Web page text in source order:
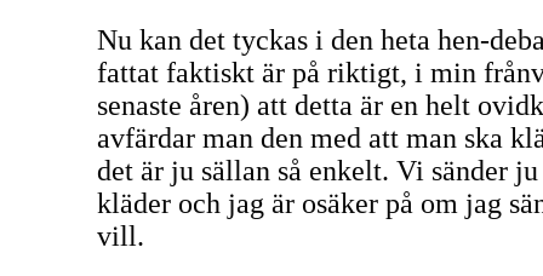
Nu kan det tyckas i den heta hen-
fattat faktiskt är på riktigt, i min
senaste åren) att detta är en helt
avfärdar man den med att man ska
det är ju sällan så enkelt. Vi sänder
kläder och jag är osäker på om jag
vill.